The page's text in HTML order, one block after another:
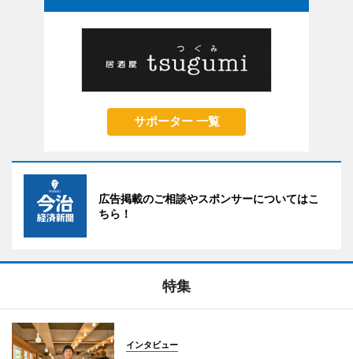
サポーター 一覧
広告掲載のご相談やスポンサーについてはこ
ちら！
特集
インタビュー